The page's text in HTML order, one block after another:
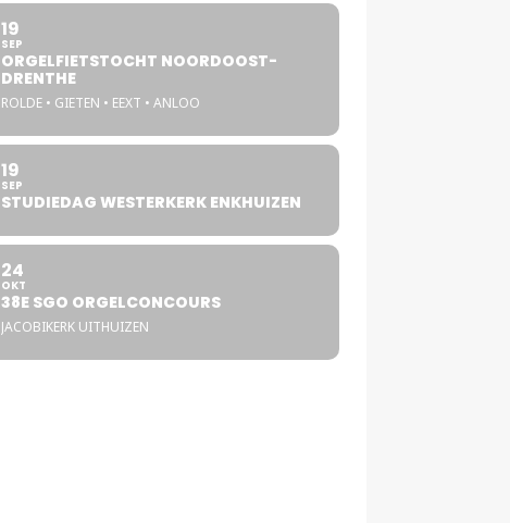
19
SEP
ORGELFIETSTOCHT NOORDOOST-
DRENTHE
ROLDE • GIETEN • EEXT • ANLOO
19
SEP
STUDIEDAG WESTERKERK ENKHUIZEN
24
OKT
38E SGO ORGELCONCOURS
JACOBIKERK UITHUIZEN